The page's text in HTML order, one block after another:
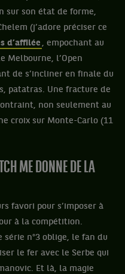
sur son état de forme,
(j’adore préciser ce
d’affilée, empochant au
Melbourne, l’Open
de s’incliner en finale du
patatras. Une fracture de
non seulement au
croix sur Monte-Carlo (11
ME DONNE DE LA
favori pour s’imposer à
à la compétition.
n°3 oblige, le fan du
le fer avec le Serbe qui
Et là, la magie